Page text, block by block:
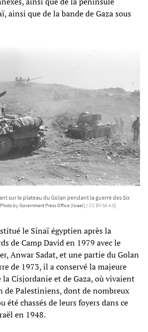
ainsi que de la bande de Gaza sous
sur le plateau du Golan pendant la guerre des Six
by Government Press Office (Israel) /CC BY-SA 4.0]
le Sinaï égyptien après la
de Camp David en 1979 avec le
Anwar Sadat, et une partie du Golan
de 1973, il a conservé la majeure
Cisjordanie et de Gaza, où vivaient
Palestiniens, dont de nombreux
été chassés de leurs foyers dans ce
en 1948.